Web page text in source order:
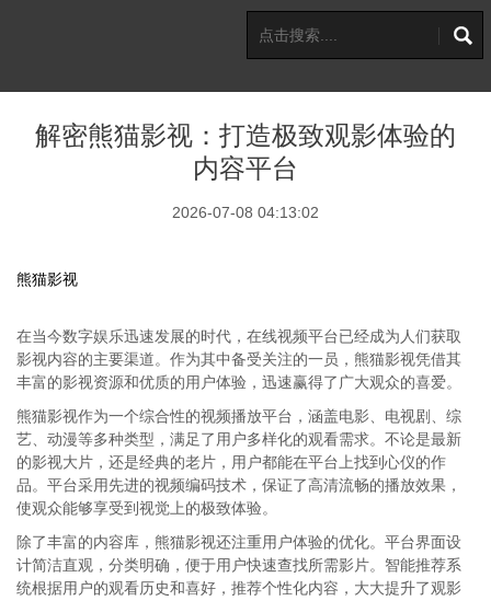
解密熊猫影视：打造极致观影体验的
内容平台
2026-07-08 04:13:02
熊猫影视
在当今数字娱乐迅速发展的时代，在线视频平台已经成为人们获取
影视内容的主要渠道。作为其中备受关注的一员，熊猫影视凭借其
丰富的影视资源和优质的用户体验，迅速赢得了广大观众的喜爱。
熊猫影视作为一个综合性的视频播放平台，涵盖电影、电视剧、综
艺、动漫等多种类型，满足了用户多样化的观看需求。不论是最新
的影视大片，还是经典的老片，用户都能在平台上找到心仪的作
品。平台采用先进的视频编码技术，保证了高清流畅的播放效果，
使观众能够享受到视觉上的极致体验。
除了丰富的内容库，熊猫影视还注重用户体验的优化。平台界面设
计简洁直观，分类明确，便于用户快速查找所需影片。智能推荐系
统根据用户的观看历史和喜好，推荐个性化内容，大大提升了观影